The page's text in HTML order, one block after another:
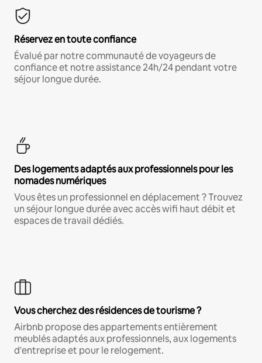
Réservez en toute confiance
Évalué par notre communauté de voyageurs de
confiance et notre assistance 24h/24 pendant votre
séjour longue durée.
Des logements adaptés aux professionnels pour les
nomades numériques
Vous êtes un professionnel en déplacement ? Trouvez
un séjour longue durée avec accès wifi haut débit et
espaces de travail dédiés.
Vous cherchez des résidences de tourisme ?
Airbnb propose des appartements entièrement
meublés adaptés aux professionnels, aux logements
d'entreprise et pour le relogement.